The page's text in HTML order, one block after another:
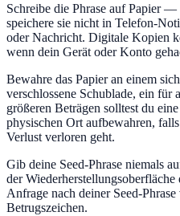
Schreibe die Phrase auf Papier —
speichere sie nicht in Telefon-
oder Nachricht. Digitale Kopien
wenn dein Gerät oder Konto
Bewahre das Papier an einem
verschlossene Schublade, ein für
größeren Beträgen solltest du
physischen Ort aufbewahren,
Verlust verloren geht.
Gib deine Seed-Phrase niemals
der Wiederherstellungsoberfläche
Anfrage nach deiner Seed-
Betrugszeichen.